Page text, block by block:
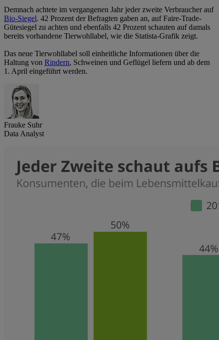
Demnach achtete im vergangenen Jahr jeder zweite Verbraucher auf
Bio-Siegel. 42 Prozent der Befragten gaben an, auf Faire-Trade-
Gütesiegel zu achten und ebenfalls 42 Prozent schauten auf damals
bereits vorhandene Tierwohllabel, wie die Statista-Grafik zeigt.
Das neue Tierwohllabel soll einheitliche Informationen über die
Haltung von Rindern, Schweinen und Geflügel liefern und ab dem
1. April eingeführt werden.
Frauke Suhr
Data Analyst